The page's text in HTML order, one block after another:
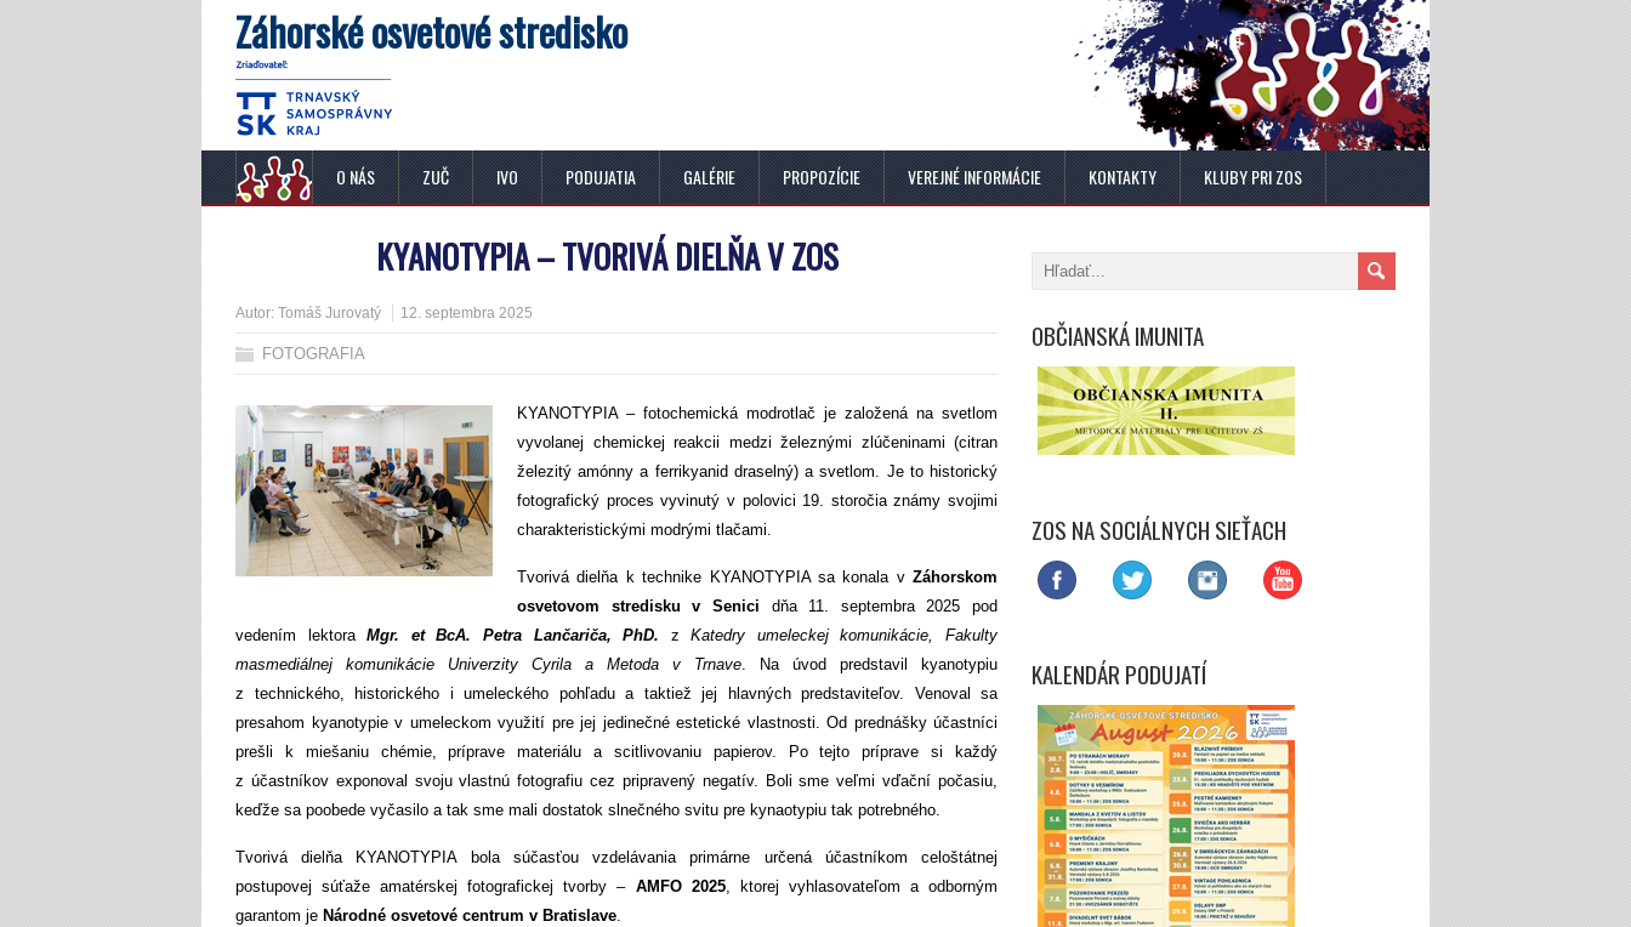
Záhorské osvetové stredisko
O NÁS ZUČ IVO PODUJATIA GALÉRIE PROPOZÍCIE VEREJNÉ INFORMÁCIE KONTAKTY KLUBY PRI ZOS
KYANOTYPIA – TVORIVÁ DIELŇA V ZOS
Autor: Tomáš Jurovatý 12. septembra 2025
FOTOGRAFIA
KYANOTYPIA – fotochemická modrotlač je založená na svetlom
vyvolanej chemickej reakcii medzi železnými zlúčeninami (citran
železitý amónny a ferrikyanid draselný) a svetlom. Je to historický
fotografický proces vyvinutý v polovici 19. storočia známy svojimi
charakteristickými modrými tlačami.
Tvorivá dielňa k technike KYANOTYPIA sa konala v Záhorskom
osvetovom stredisku v Senici dňa 11. septembra 2025 pod
vedením lektoraMgr. et BcA. Petra Lančariča, PhD. zKatedry umeleckej komunikácie, Fakulty
masmediálnej komunikácie Univerzity Cyrila a Metoda v Trnave. Na úvod predstavil kyanotypiu
z technického, historického i umeleckého pohľadu a taktiež jej hlavných predstaviteľov. Venoval sa
presahom kyanotypie v umeleckom využití pre jej jedinečné estetické vlastnosti. Od prednášky účastníci
prešli k miešaniu chémie, príprave materiálu a scitlivovaniu papierov. Po tejto príprave si každý
z účastníkov exponoval svoju vlastnú fotografiu cez pripravený negatív. Boli sme veľmi vďační počasiu,
keďže sa poobede vyčasilo a tak sme mali dostatok slnečného svitu pre kynaotypiu tak potrebného.
Tvorivá dielňa KYANOTYPIA bola súčasťou vzdelávania primárne určená účastníkom celoštátnej
postupovej súťaže amatérskej fotografickej tvorby –AMFO 2025, ktorej vyhlasovateľom a odborným
garantom je Národné osvetové centrum v Bratislave.
OBČIANSKÁ IMUNITA
ZOS NA SOCIÁLNYCH SIEŤACH
KALENDÁR PODUJATÍ